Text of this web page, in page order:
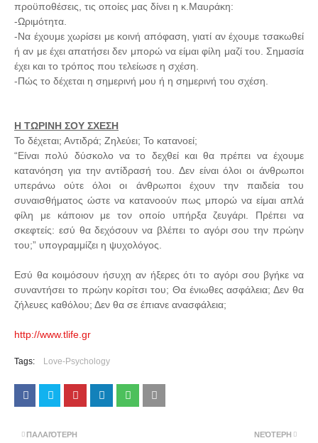
προϋποθέσεις, τις οποίες μας δίνει η κ.Μαυράκη:
-Ωριμότητα.
-Να έχουμε χωρίσει με κοινή απόφαση, γιατί αν έχουμε τσακωθεί
ή αν με έχει απατήσει δεν μπορώ να είμαι φίλη μαζί του. Σημασία
έχει και το τρόπος που τελείωσε η σχέση.
-Πώς το δέχεται η σημερινή μου ή η σημερινή του σχέση.
Η ΤΩΡΙΝΗ ΣΟΥ ΣΧΕΣΗ
Το δέχεται; Αντιδρά; Ζηλεύει; Το κατανοεί;
“Είναι πολύ δύσκολο να το δεχθεί και θα πρέπει να έχουμε
κατανόηση για την αντίδρασή του. Δεν είναι όλοι οι άνθρωποι
υπεράνω ούτε όλοι οι άνθρωποι έχουν την παιδεία του
συναισθήματος ώστε να κατανοούν πως μπορώ να είμαι απλά
φίλη με κάποιον με τον οποίο υπήρξα ζευγάρι. Πρέπει να
σκεφτείς: εσύ θα δεχόσουν να βλέπει το αγόρι σου την πρώην
του;” υπογραμμίζει η ψυχολόγος.
Εσύ θα κοιμόσουν ήσυχη αν ήξερες ότι το αγόρι σου βγήκε να
συναντήσει το πρώην κορίτσι του; Θα ένιωθες ασφάλεια; Δεν θα
ζήλευες καθόλου; Δεν θα σε έπιανε ανασφάλεια;
http://www.tlife.gr
Tags: Love-Psychology
ΝΕΌΤΕΡΗ
ΠΑΛΑΙΌΤΕΡΗ